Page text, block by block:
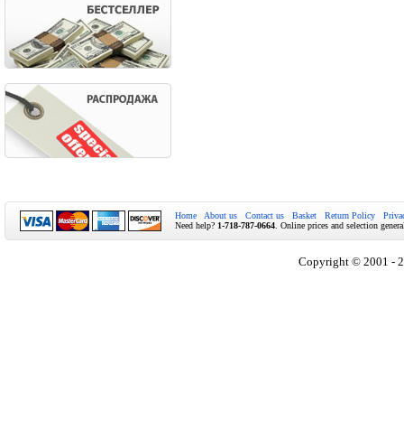
Home About us Contact us Basket Return Policy
Need help? 1-718-787-0664 . Online prices and selection
Copyright © 2001 -